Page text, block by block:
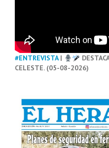
#ENTREVISTA|
CELESTE. (05-08-2026)